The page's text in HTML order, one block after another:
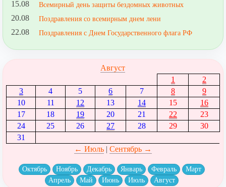
15.08 Всемирный день защиты бездомных животных
20.08 Поздравления со всемирным днем лени
22.08 Поздравления с Днем Государственного флага РФ
Август
1
2
3
4 5 6 7 8
9
10
11 12 13 14 15
16
17
18 19 20 21 22
23
24
25 26 27 28 29
30
31
← Июль| Сентябрь →
Октябрь Ноябрь Декабрь Январь Февраль
Март
Апрель
Май Июнь Июль Август